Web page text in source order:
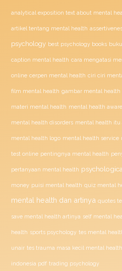
analytical exposition text about mental
artikel tentang mental health
psychology best psychology books
caption mental health cara mengatasi
online cerpen mental health ciri ciri
film mental health gambar mental health
materi mental health mental health
mental health disorders mental health itu
mental health logo mental health service
test online pentingnya mental health
pertanyaan mental health
money puisi mental health quiz mental
mental health dan artinya quotes
save mental health artinya self mental
health sports psychology tes mental
unair tes trauma masa kecil mental health
indonesia pdf trading psychology